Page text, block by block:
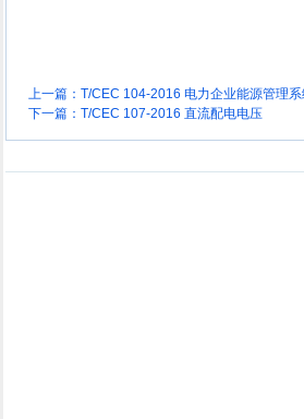
上一篇： T/CEC 104-2016 电力企业能源管理系
下一篇： T/CEC 107-2016 直流配电电压